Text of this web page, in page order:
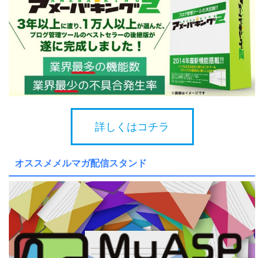
詳しくはコチラ
オススメメルマガ配信スタンド